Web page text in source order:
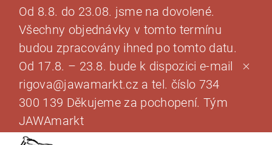
Od 8.8. do 23.08. jsme na dovolené.
Všechny objednávky v tomto termínu
budou zpracovány ihned po tomto datu.
Od 17.8. – 23.8. bude k dispozici e-mail
rigova@jawamarkt.cz a tel. číslo 734
300 139 Děkujeme za pochopení. Tým
JAWAmarkt